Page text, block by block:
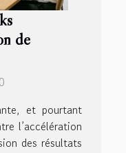
de
et pourtant
l’accélération
des résultats